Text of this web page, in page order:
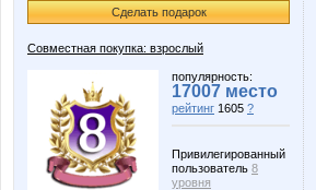
Сделать подарок
Совместная покупка: взрослый
популярность:
17007 место
рейтинг 1605 ?
Привилегированный
пользователь 8
уровня